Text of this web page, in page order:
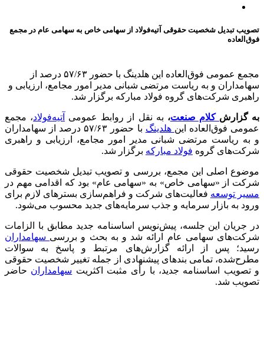
تصویب تبدیل شخصیت حقوقی آتیه‌فولاد از سهامی خاص به سهامی عام در مجمع
فوق‌العاده
مجمع عمومی فوق‌العاده این هلدینگ با حضور ۵۷/۶۳ درصد از
سهامداران و به ریاست مرتضی شبانی مدیر امور مجامع، ارزیابی و
راهبری شرکت‌های گروه فولاد مبارکه برگزار شد.
به گزارش کلام صنعت، به نقل از روابط عمومی آتیه‌فولاد، مجمع
عمومی فوق‌العاده این هلدینگ
با حضور ۵۷/۶۳ درصد از سهامداران
و به ریاست مرتضی شبانی مدیر امور مجامع، ارزیابی و راهبری
شرکت‌های گروه فولاد مبارکه برگزار شد.
موضوع اصلی این مجمع، بررسی و تصویب تبدیل شخصیت حقوقی
شرکت از «سهامی خاص» به «سهامی عام» بود که اقدامی مهم در
مسیر توسعه فعالیت‌های شرکت و فراهم‌سازی بسترهای لازم برای
ورود به بازار سرمایه و جذب سرمایه‌های جدید محسوب می‌شود.
در جریان این جلسه، پیش‌نویس اساسنامه جدید مطابق با الزامات
شرکت‌های سهامی عام ارائه شد و به بحث و بررسی سهامداران
رسید؛ پس از ارائه گزارش‌های مرتبط و پاسخ به سوالات
مطرح‌شده، تمامی بندهای پیشنهادی از جمله تغییر شخصیت حقوقی
و تصویب اساسنامه جدید، با رأی مثبت اکثریت سهامداران حاضر
تصویب شد.